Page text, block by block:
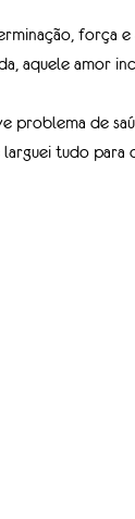
força
aquele amor
problema de
tudo para